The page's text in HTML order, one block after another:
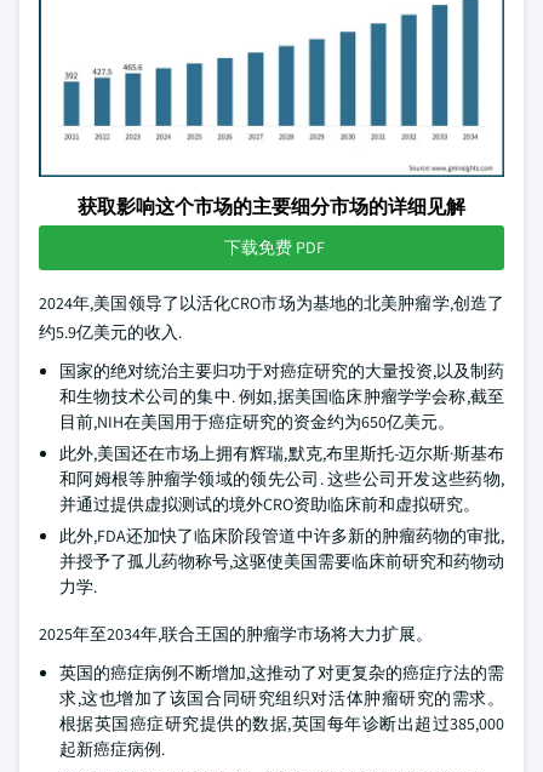
获取影响这个市场的主要细分市场的详细见解
下载免费 PDF
2024年,美国领导了以活化CRO市场为基地的北美肿瘤学,创造了
约5.9亿美元的收入.
国家的绝对统治主要归功于对癌症研究的大量投资,以及制药
和生物技术公司的集中. 例如,据美国临床肿瘤学学会称,截至
目前,NIH在美国用于癌症研究的资金约为650亿美元。
此外,美国还在市场上拥有辉瑞,默克,布里斯托-迈尔斯·斯基布
和阿姆根等肿瘤学领域的领先公司. 这些公司开发这些药物,
并通过提供虚拟测试的境外CRO资助临床前和虚拟研究。
此外,FDA还加快了临床阶段管道中许多新的肿瘤药物的审批,
并授予了孤儿药物称号,这驱使美国需要临床前研究和药物动
力学.
2025年至2034年,联合王国的肿瘤学市场将大力扩展。
英国的癌症病例不断增加,这推动了对更复杂的癌症疗法的需
求,这也增加了该国合同研究组织对活体肿瘤研究的需求。
根据英国癌症研究提供的数据,英国每年诊断出超过385,000
起新癌症病例.